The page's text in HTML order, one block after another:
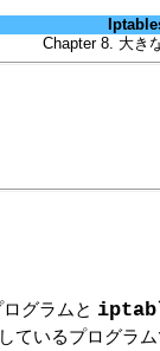
Chapter 8. 大き
ログラムと
ているプログラ